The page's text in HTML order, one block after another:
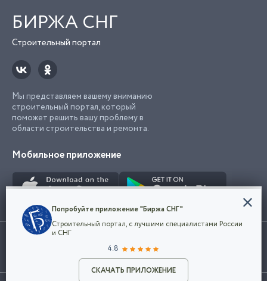
Разместить объявление
БИРЖА СНГ
Строительный портал
Мы представляем вашему вниманию
строительный портал, который
поможет решить вашу проблему в
области строительства и ремонта.
Мобильное приложение
Использование сайта, в том числе подача объявлений, означает
марки представленные на сайте являются собственностью их
Конфиденциальность
Мы используем файлы cookie, чтобы сделать
наш сайт удобным для каждого
Политикой конфиденциальности компании
и принимаете условия использования cookie.
Попробуйте приложение "Биржа СНГ"
Строительный портал, с лучшими специалистами России
и СНГ
4.8
СКАЧАТЬ ПРИЛОЖЕНИЕ